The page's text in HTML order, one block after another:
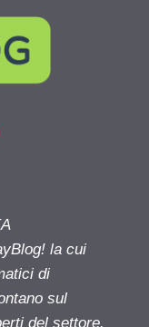
la cui
di
sul
del settore.